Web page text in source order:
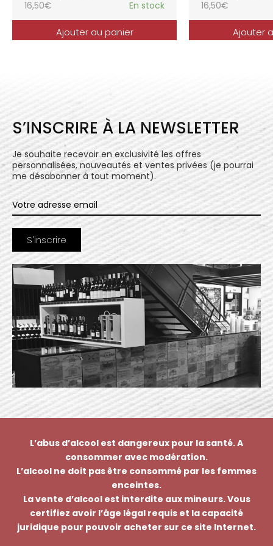
16,50€ En stock
Ajouter au panier
16,50€
Ajouter
S’INSCRIRE À LA NEWSLETTER
Je souhaite recevoir en exclusivité les offres
personnalisées, nouveautés et ventes privées (je pourrai
me désabonner à tout moment).
L’abus d’alcool est dangereux pour la santé. A
consommer avec modération.
L’alcool ne doit pas être consommé par les femmes
enceintes.
La vente d’alcool est interdite aux mineurs. Vous
certifiez avoir l’âge légal requis et la capacité
juridique pour pouvoir acheter sur ce site Internet.